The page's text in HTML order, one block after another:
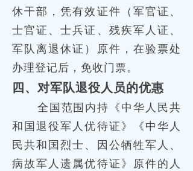
休干部，凭有效证件（军官证、
士官证、士兵证、残疾军人证、
军队离退休证）原件，在验票处
办理登记后，免收门票。
四、对军队退役人员的优惠
全国范围内持《中华人民共
和国退役军人优待证》《中华人
民共和国烈士、因公牺牲军人、
病故军人遗属优待证》原件的人